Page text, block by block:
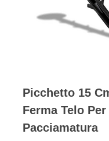
Picchetto 15
Ferma Telo Per
Pacciamatura